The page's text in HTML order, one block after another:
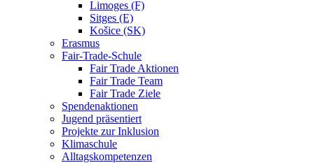
Limoges (F)
Sitges (E)
Košice (SK)
Erasmus
Fair-Trade-Schule
Fair Trade Aktionen
Fair Trade Team
Fair Trade Ziele
Spendenaktionen
Jugend präsentiert
Projekte zur Inklusion
Klimaschule
Alltagskompetenzen